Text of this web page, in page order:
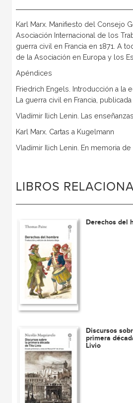
Karl Marx. Manifiesto del Consejo
Asociación Internacional de los
guerra civil en Francia en 1871. A
de la Asociación en Europa y los
Apéndices
Friedrich Engels. Introducción a la
La guerra civil en Francia, publicada
Vladímir Ilich Lenin. Las
Karl Marx. Cartas a Kugelmann
Vladímir Ilich Lenin. En memoria de
LIBROS
Derechos del
Discursos
primera
Livio